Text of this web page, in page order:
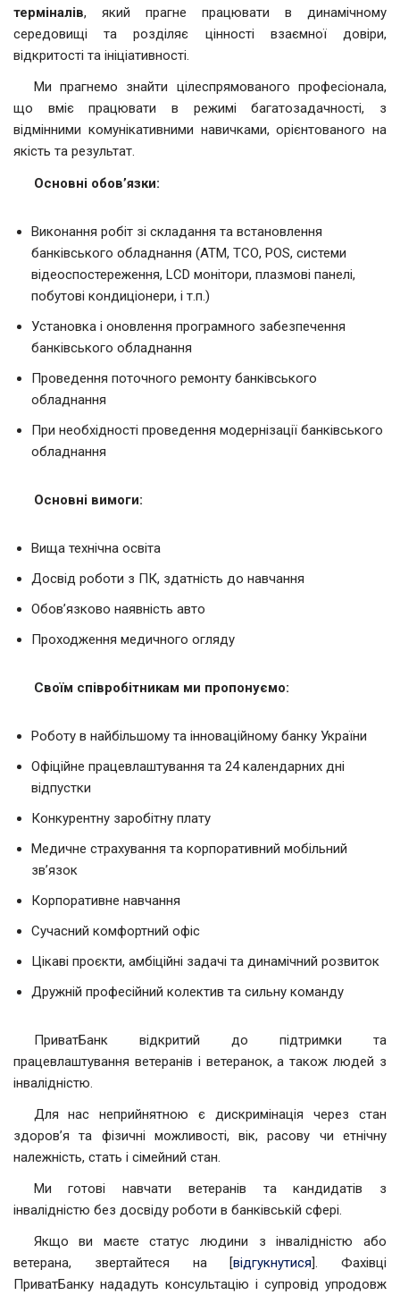
терміналів, який прагне працювати в динамічному
середовищі та розділяє цінності взаємної довіри,
відкритості та ініціативності.
Ми прагнемо знайти цілеспрямованого професіонала,
що вміє працювати в режимі багатозадачності, з
відмінними комунікативними навичками, орієнтованого на
якість та результат.
Основні обов’язки:
Виконання робіт зі складання та встановлення
банківського обладнання (АТМ, ТСО, POS, системи
відеоспостереження, LCD монітори, плазмові панелі,
побутові кондиціонери, і т.п.)
Установка і оновлення програмного забезпечення
банківського обладнання
Проведення поточного ремонту банківського
обладнання
При необхідності проведення модернізації банківського
обладнання
Основні вимоги:
Вища технічна освіта
Досвід роботи з ПК, здатність до навчання
Обов’язково наявність авто
Проходження медичного огляду
Своїм співробітникам ми пропонуємо:
Роботу в найбільшому та інноваційному банку України
Офіційне працевлаштування та 24 календарних дні
відпустки
Конкурентну заробітну плату
Медичне страхування та корпоративний мобільний
зв’язок
Корпоративне навчання
Сучасний комфортний офіс
Цікаві проєкти, амбіційні задачі та динамічний розвиток
Дружній професійний колектив та сильну команду
ПриватБанк відкритий до підтримки та
працевлаштування ветеранів i ветеранок, а також людей з
інвалідністю.
Для нас неприйнятною є дискримінація через стан
здоров’я та фізичні можливості, вік, расову чи етнічну
належність, стать і сімейний стан.
Ми готові навчати ветеранів та кандидатів з
інвалідністю без досвіду роботи в банківській сфері.
Якщо ви маєте статус людини з інвалідністю або
ветерана, звертайтеся на [відгукнутися]. Фахівці
ПриватБанку нададуть консультацію і супровід упродовж